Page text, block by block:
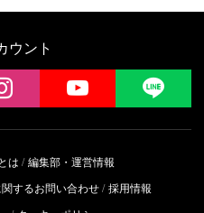
ウント
instagram YouTube
は
編集部・運営情報
するお問い合わせ 採用情報